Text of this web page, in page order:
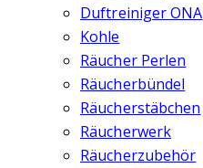
Duftreiniger ONA
Kohle
Räucher Perlen
Räucherbündel
Räucherstäbchen
Räucherwerk
Räucherzubehör